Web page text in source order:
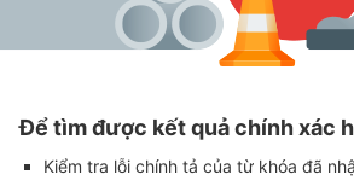
Để tìm được kết quả chính xác
Kiểm tra lỗi chính tả của từ khóa đã